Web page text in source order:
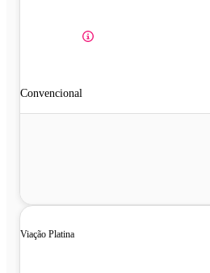
Convencional
Viação Platina